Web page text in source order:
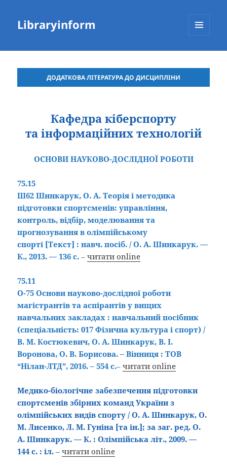
Libraryinform
ДОДАТКОВА ЛІТЕРАТУРА ДО ДИСЦИПЛІНИ
Кафедра кіберспорту
та інформаційних технологій
ОСНОВИ НАУКОВО-ДОСЛІДНОЇ РОБОТИ
75.15
Ш62 Шинкарук, О. А. Теорія і методика
підготовки спортсменів: управління,
контроль, відбір, моделювання та
прогнозування в олімпійському
спорті [Текст] : навч. посіб. / О. А. Шинкарук. —
К., 2013. — 136 с. –читати online
75.11
О-75Основи науково-дослідної роботи
магістрантів та аспірантів у вищих
навчальних закладах : навчальний посібник
(спеціальність: 017 Фізична культура і спорт) /
В. М. Костюкевич, О. А. Шинкарук, В. І.
Воронова, О. В. Борисова. – Вінниця : ТОВ
“Нілан-ЛТД”, 2016. – 554 с.–читати online
Медико-біологічне забезпечення підготовки
спортсменів збірних команд України з
олімпійських видів спорту / О. А. Шинкарук, О.
М. Лисенко, Л. М. Гуніна [та ін.]; за заг. ред. О.
А. Шинкарук. — К. : Олімпійська літ., 2009. —
144 с. : іл. –читати online